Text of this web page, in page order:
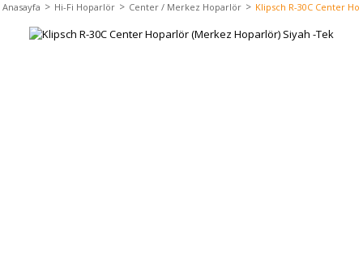
Anasayfa Hi-Fi Hoparlör Center / Merkez Hoparlör Klipsch R-30C Center